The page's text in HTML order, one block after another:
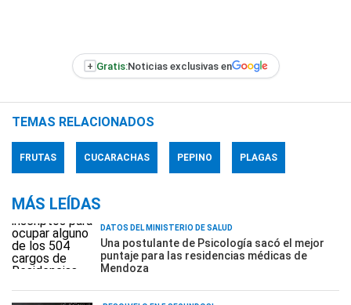
+ Gratis:Noticias exclusivas en
TEMAS RELACIONADOS
FRUTAS CUCARACHAS PEPINO PLAGAS
MÁS LEÍDAS
DATOS DEL MINISTERIO DE SALUD
Una postulante de Psicología sacó el mejor
puntaje para las residencias médicas de
Mendoza